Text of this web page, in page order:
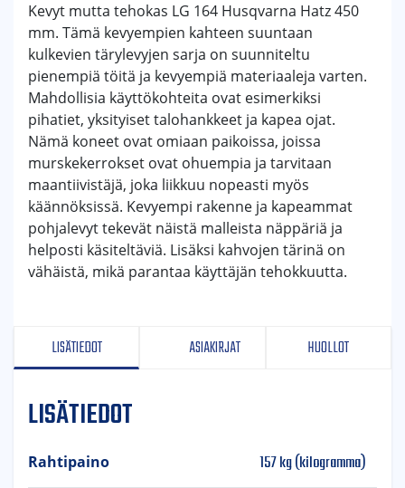
LISÄTIEDOT ASIAKIRJAT HUOLLOT
LISÄTIEDOT
Rahtipaino 157 kg (kilogramma)
Kevyt mutta tehokas LG 164 Husqvarna Hatz 450
mm. Tämä kevyempien kahteen suuntaan
kulkevien tärylevyjen sarja on suunniteltu
pienempiä töitä ja kevyempiä materiaaleja varten.
Mahdollisia käyttökohteita ovat esimerkiksi
pihatiet, yksityiset talohankkeet ja kapea ojat.
Nämä koneet ovat omiaan paikoissa, joissa
murskekerrokset ovat ohuempia ja tarvitaan
maantiivistäjä, joka liikkuu nopeasti myös
käännöksissä. Kevyempi rakenne ja kapeammat
pohjalevyt tekevät näistä malleista näppäriä ja
helposti käsiteltäviä. Lisäksi kahvojen tärinä on
vähäistä, mikä parantaa käyttäjän tehokkuutta.